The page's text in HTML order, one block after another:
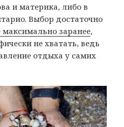
и материка, либо в
Выбор достаточно
максимально заранее,
не хватать, ведь
отдыха у самих